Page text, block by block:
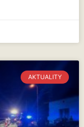
AKTUALITY